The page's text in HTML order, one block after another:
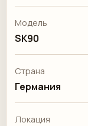
Модель
SK90
Страна
Германия
Локация